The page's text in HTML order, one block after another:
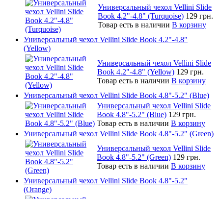
Универсальный чехол Vellini Slide
Book 4.2"-4.8" (Turquoise) 129 грн.
Товар есть в наличии В корзину
Универсальный чехол Vellini Slide Book 4.2"-4.8"
(Yellow)
Универсальный чехол Vellini Slide
Book 4.2"-4.8" (Yellow) 129 грн.
Товар есть в наличии В корзину
Универсальный чехол Vellini Slide Book 4.8"-5.2" (Blue)
Универсальный чехол Vellini Slide
Book 4.8"-5.2" (Blue) 129 грн.
Товар есть в наличии В корзину
Универсальный чехол Vellini Slide Book 4.8"-5.2" (Green)
Универсальный чехол Vellini Slide
Book 4.8"-5.2" (Green) 129 грн.
Товар есть в наличии В корзину
Универсальный чехол Vellini Slide Book 4.8"-5.2"
(Orange)